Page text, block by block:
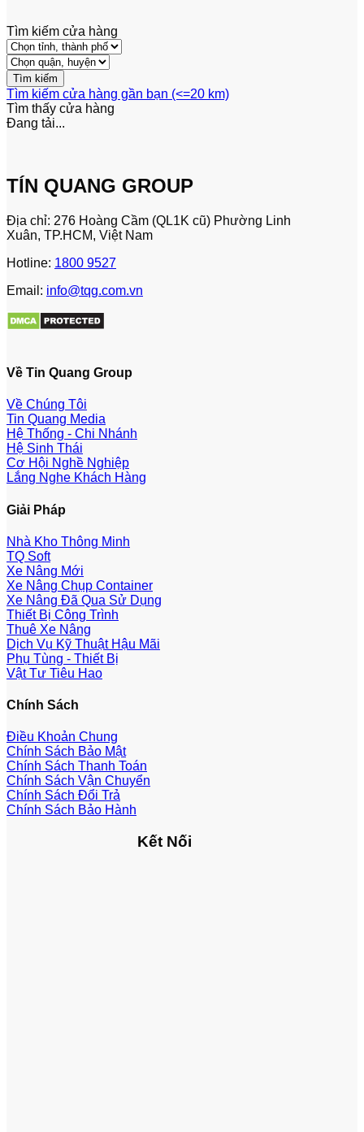
Tìm kiếm cửa hàng
Tìm kiếm cửa hàng gần bạn (<=20 km)
Tìm thấy cửa hàng
Đang tải...
TÍN QUANG GROUP
Địa chỉ: 276 Hoàng Cầm (QL1K cũ) Phường Linh
Xuân, TP.HCM, Việt Nam
Hotline: 1800 9527
Email: info@tqg.com.vn
Về Tin Quang Group
Về Chúng Tôi
Tin Quang Media
Hệ Thống - Chi Nhánh
Hệ Sinh Thái
Cơ Hội Nghề Nghiệp
Lắng Nghe Khách Hàng
Giải Pháp
Nhà Kho Thông Minh
TQ Soft
Xe Nâng Mới
Xe Nâng Chụp Container
Xe Nâng Đã Qua Sử Dụng
Thiết Bị Công Trình
Thuê Xe Nâng
Dịch Vụ Kỹ Thuật Hậu Mãi
Phụ Tùng - Thiết Bị
Vật Tư Tiêu Hao
Chính Sách
Điều Khoản Chung
Chính Sách Bảo Mật
Chính Sách Thanh Toán
Chính Sách Vận Chuyển
Chính Sách Đổi Trả
Chính Sách Bảo Hành
Kết Nối